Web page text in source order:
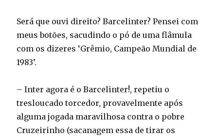
Será que ouvi direito? Barcelinter? Pensei com
meus botões, sacudindo o pó de uma flâmula
com os dizeres ‘Grêmio, Campeão Mundial de
1983’.
– Inter agora é o Barcelinter!, repetiu o
tresloucado torcedor, provavelmente após
alguma jogada maravilhosa contra o pobre
Cruzeirinho (sacanagem essa de tirar os